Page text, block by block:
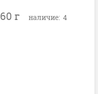
60 г наличие: 4